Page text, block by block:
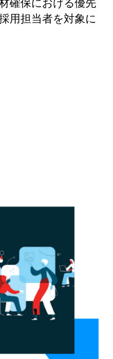
用担当者を対象に